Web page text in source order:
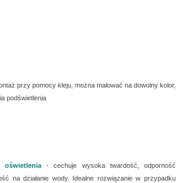
przy pomocy kleju, można malować na dowolny kolor,
podświetlenia
-cechuje wysoka twardość, odporność
na działanie wody. Idealne rozwiązanie w przypadku